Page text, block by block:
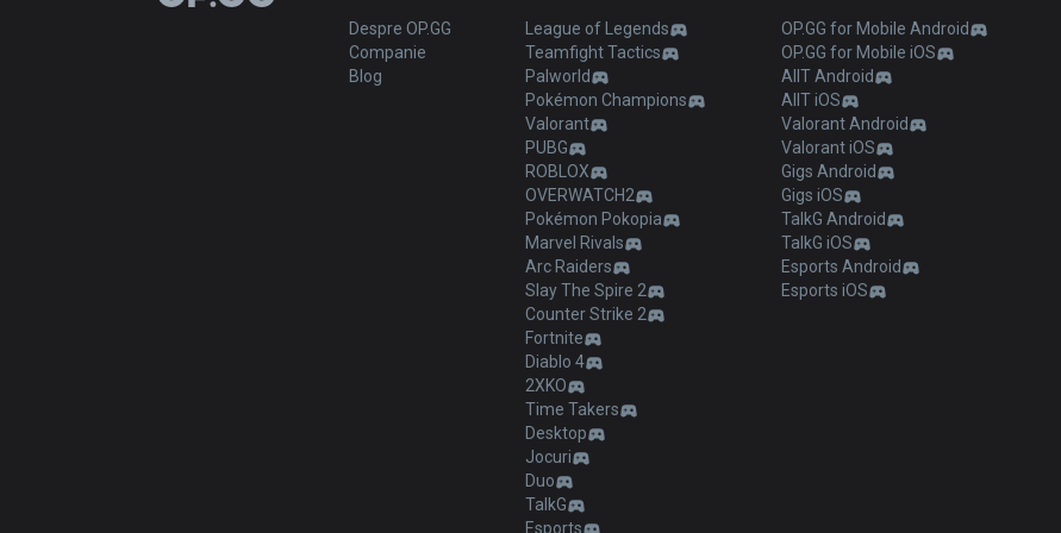
Despre OP.GG
Companie
Blog
League of Legends
Teamfight Tactics
Palworld
Pokémon Champions
Valorant
PUBG
ROBLOX
OVERWATCH2
Pokémon Pokopia
Marvel Rivals
Arc Raiders
Slay The Spire 2
Counter Strike 2
Fortnite
Diablo 4
2XKO
Time Takers
Desktop
Jocuri
Duo
TalkG
Esports
OP.GG for Mobile Android
OP.GG for Mobile iOS
AllT Android
AllT iOS
Valorant Android
Valorant iOS
Gigs Android
Gigs iOS
TalkG Android
TalkG iOS
Esports Android
Esports iOS